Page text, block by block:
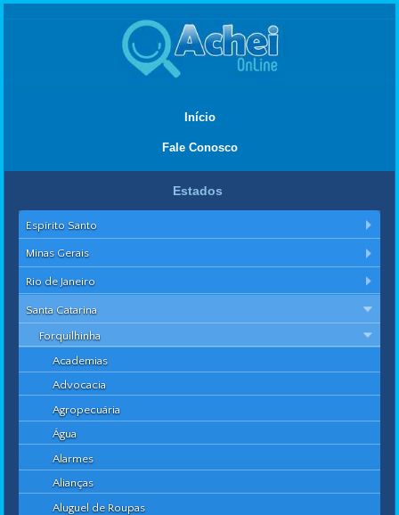
Início
Fale Conosco
Estados
Espírito Santo
Minas Gerais
Rio de Janeiro
Santa Catarina
Forquilhinha
Academias
Advocacia
Agropecuária
Água
Alarmes
Alianças
Aluguel de Roupas